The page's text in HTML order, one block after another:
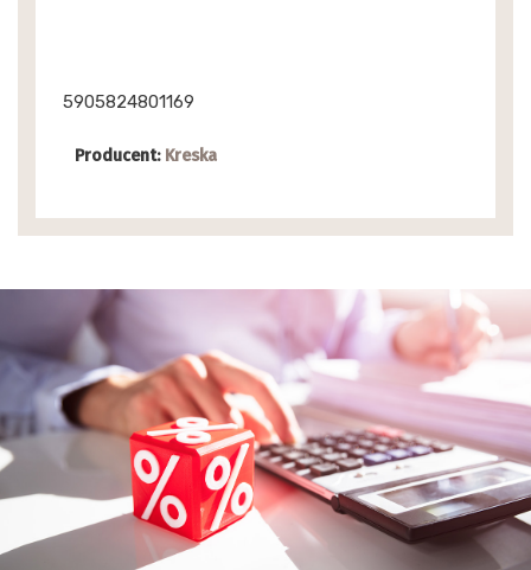
5905824801169
Producent: Kreska